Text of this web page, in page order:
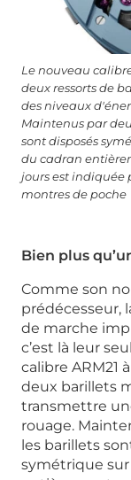
Le nouveau
deux ressorts de
des niveaux
Maintenus par
sont disposés
du cadran
jours est indiquée
montres de poche
Bien plus
Comme son
prédécesseur,
de marche
c’est là leur
calibre ARM21
deux barillets
transmettre
rouage.
les barillets
symétrique